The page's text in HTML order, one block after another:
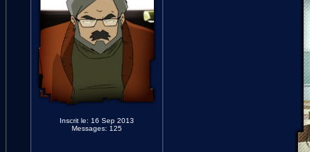
Inscrit le: 16 Sep 2013
Messages: 125